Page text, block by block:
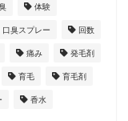
体験
口臭スプレー 回数
痛み 発毛剤
育毛 育毛剤
香水